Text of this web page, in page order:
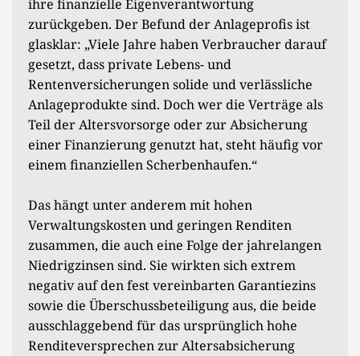
ihre finanzielle Eigenverantwortung
zurückgeben. Der Befund der Anlageprofis ist
glasklar: „Viele Jahre haben Verbraucher darauf
gesetzt, dass private Lebens- und
Rentenversicherungen solide und verlässliche
Anlageprodukte sind. Doch wer die Verträge als
Teil der Altersvorsorge oder zur Absicherung
einer Finanzierung genutzt hat, steht häufig vor
einem finanziellen Scherbenhaufen.“
Das hängt unter anderem mit hohen
Verwaltungskosten und geringen Renditen
zusammen, die auch eine Folge der jahrelangen
Niedrigzinsen sind. Sie wirkten sich extrem
negativ auf den fest vereinbarten Garantiezins
sowie die Überschussbeteiligung aus, die beide
ausschlaggebend für das ursprünglich hohe
Renditeversprechen zur Altersabsicherung